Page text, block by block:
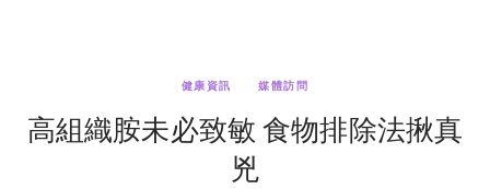
健康資訊 媒體訪問
高組織胺未必致敏 食物排除法揪真
兇